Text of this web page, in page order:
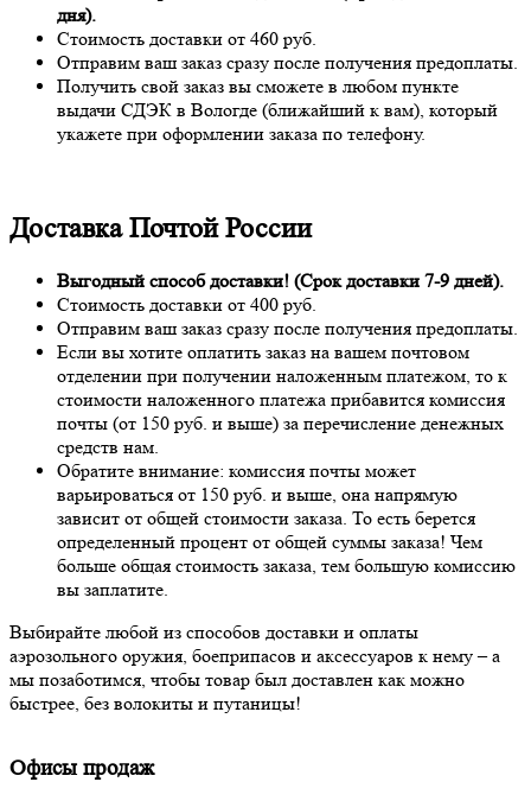
дня).
Стоимость доставки от 460 руб.
Отправим ваш заказ сразу после получения предоплаты.
Получить свой заказ вы сможете в любом пункте
выдачи СДЭК в Вологде (ближайший к вам), который
укажете при оформлении заказа по телефону.
Доставка Почтой России
Выгодный способ доставки! (Срок доставки 7-9 дней).
Стоимость доставки от 400 руб.
Отправим ваш заказ сразу после получения предоплаты.
Если вы хотите оплатить заказ на вашем почтовом
отделении при получении наложенным платежом, то к
стоимости наложенного платежа прибавится комиссия
почты (от 150 руб. и выше) за перечисление денежных
средств нам.
Обратите внимание: комиссия почты может
варьироваться от 150 руб. и выше, она напрямую
зависит от общей стоимости заказа. То есть берется
определенный процент от общей суммы заказа! Чем
больше общая стоимость заказа, тем большую комиссию
вы заплатите.
Выбирайте любой из способов доставки и оплаты
аэрозольного оружия, боеприпасов и аксессуаров к нему – а
мы позаботимся, чтобы товар был доставлен как можно
быстрее, без волокиты и путаницы!
Офисы продаж